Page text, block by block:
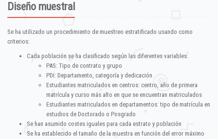
Diseño muestral
Se ha utilizado un procedimiento de muestreo estratificado usando como
criterios:
Cada población se ha clasificado según las diferentes variables:
PAS: Tipo de contrato y grupo
PDI: Departamento, categoría y dedicación
Estudiantes matriculados en centros: centro, año de primera
matrícula y curso más alto en que se encuentran matriculados
Estudiantes matriculados en departamentos: tipo de matrícula en
estudios de Doctorado o Posgrado
Se han asumido costes iguales para cada estrato y población
Se ha establecido el tamaño de la muestra en función del error máximo